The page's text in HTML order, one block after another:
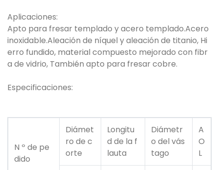
Aplicaciones:
Apto para fresar templado y acero templado.Acero
inoxidable.Aleación de níquel y aleación de titanio, Hi
erro fundido, material compuesto mejorado con fibr
a de vidrio, También apto para fresar cobre.
Especificaciones:
N º de pe
dido
Diámet
ro de c
orte
Longitu
d de la f
lauta
Diámetr
o del vás
tago
A
O
L